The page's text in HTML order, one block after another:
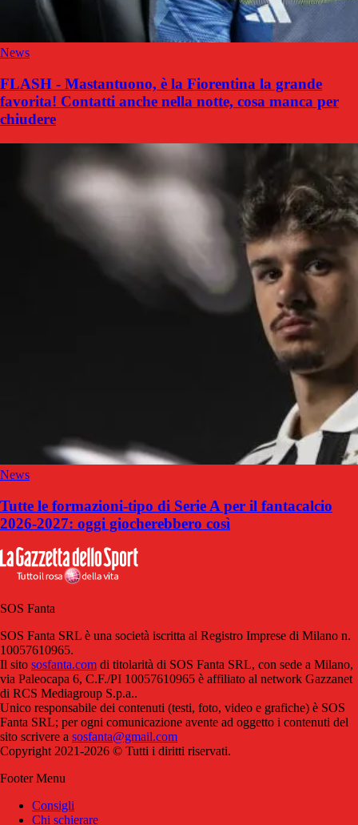
News
FLASH - Mastantuono, è la Fiorentina la grande
favorita! Contatti anche nella notte, cosa manca per
chiudere
News
Tutte le formazioni-tipo di Serie A per il fantacalcio
2026-2027: oggi giocherebbero così
SOS Fanta
SOS Fanta SRL è una società iscritta al Registro Imprese di Milano n.
10057610965.
Il sito sosfanta.com di titolarità di SOS Fanta SRL, con sede a Milano,
via Paleocapa 6, C.F./PI 10057610965 è affiliato al network Gazzanet
di RCS Mediagroup S.p.a..
Unico responsabile dei contenuti (testi, foto, video e grafiche) è SOS
Fanta SRL; per ogni comunicazione avente ad oggetto i contenuti del
sito scrivere a sosfanta@gmail.com
Copyright 2021-2026 © Tutti i diritti riservati.
Footer Menu
Consigli
Chi schierare